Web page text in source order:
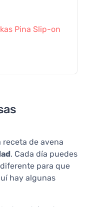
Pina Slip-on
receta de avena
. Cada día puedes
para que
hay algunas